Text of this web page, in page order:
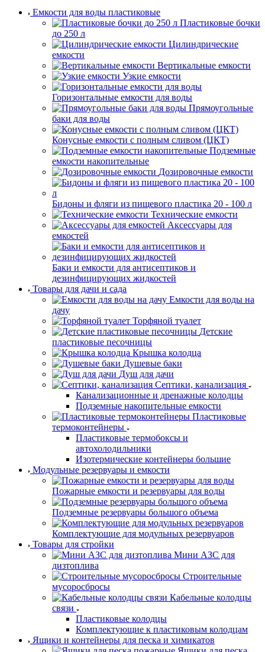
Емкости для воды пластиковые
Пластиковые бочки
до 250 л
Цилиндрические
емкости
Вертикальные емкости
Узкие емкости
Горизонтальные емкости для воды
Прямоугольные
баки для воды
Конусные емкости с полным сливом (ЦКТ)
Подземные
емкости накопительные
Дозировочные емкости
Бидоны и фляги из пищевого пластика 20 - 100 л
Технические емкости
Аксессуары для
емкостей
Баки и емкости для антисептиков и
дезинфицирующих жидкостей
Товары для дачи и сада
Емкости для воды на
дачу
Торфяной туалет
Детские
пластиковые песочницы
Крышка колодца
Душевые баки
Душ для дачи
Септики, канализация
Канализационные и дренажные колодцы
Подземные накопительные емкости
Пластиковые
термоконтейнеры
Пластиковые термобоксы и
автохолодильники
Изотермические контейнеры большие
Модульные резервуары и емкости
Пожарные емкости и резервуары для воды
Подземные резервуары большого объема
Комплектующие для модульных резервуаров
Товары для стройки
Мини АЗС для
дизтоплива
Строительные
мусоросбросы
Кабельные колодцы
связи
Пластиковые колодцы
Комплектующие к пластиковым колодцам
Ящики и контейнеры для песка и химикатов